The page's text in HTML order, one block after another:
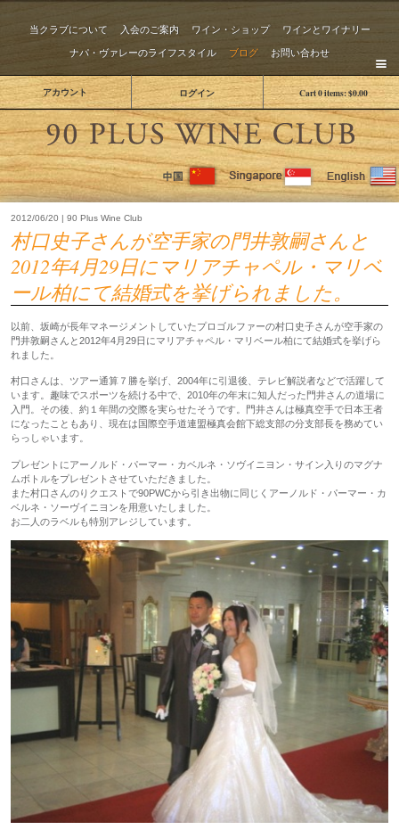
当クラブについて 入会のご案内 ワイン・ショップ
ワインとワイナリー
ナパ・ヴァレーのライフスタイル
ブログ お問い合わせ
Cart0items:$0.00
アカウント ログイン
The
2012/06/20 | 90 Plus Wine Club
村口史子さんが空手家の門井敦嗣さんと
2012年4月29日にマリアチャペル・マリベ
ール柏にて結婚式を挙げられました。
以前、坂崎が長年マネージメントしていたプロゴルファーの村口史子さんが空手家の
門井敦嗣さんと2012年4月29日にマリアチャペル・マリベール柏にて結婚式を挙げら
れました。
村口さんは、ツアー通算７勝を挙げ、2004年に引退後、テレビ解説者などで活躍して
います。趣味でスポーツを続ける中で、2010年の年末に知人だった門井さんの道場に
入門。その後、約１年間の交際を実らせたそうです。門井さんは極真空手で日本王者
になったこともあり、現在は国際空手道連盟極真会館下総支部の分支部長を務めてい
らっしゃいます。
プレゼントにアーノルド・パーマー・カベルネ・ソヴイニヨン・サイン入りのマグナ
ムボトルをプレゼントさせていただきました。
また村口さんのりクエストで90PWCから引き出物に同じくアーノルド・パーマー・カ
ベルネ・ソーヴイニヨンを用意いたしました。
お二人のラベルも特別アレジしています。